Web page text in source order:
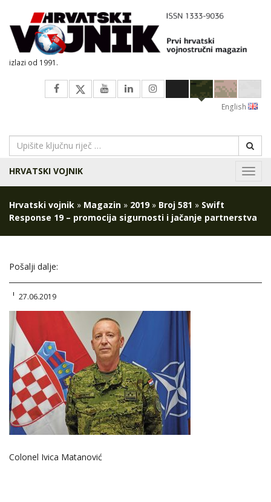
izlazi od 1991.
English
HRVATSKI VOJNIK
Hrvatski vojnik » Magazin » 2019» Broj 581 » Swift
Response 19 – promocija sigurnosti i jačanje partnerstva
Pošalji dalje:
27.06.2019
Colonel Ivica Matanović